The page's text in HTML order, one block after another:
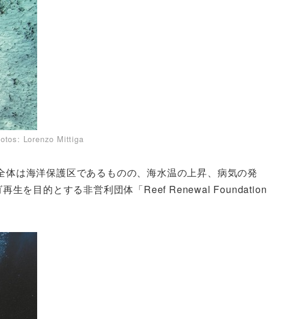
Lorenzo Mittiga
は海洋保護区であるものの、海水温の上昇、病気の発
生を目的とする非営利団体「Reef Renewal Foundation